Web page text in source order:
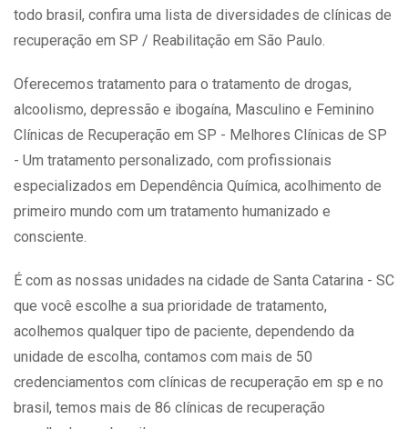
todo brasil, confira uma lista de diversidades de clínicas de
recuperação em SP / Reabilitação em São Paulo.
Oferecemos tratamento para o tratamento de drogas,
alcoolismo, depressão e ibogaína, Masculino e Feminino
Clínicas de Recuperação em SP - Melhores Clínicas de SP
- Um tratamento personalizado, com profissionais
especializados em Dependência Química, acolhimento de
primeiro mundo com um tratamento humanizado e
consciente.
É com as nossas unidades na cidade de Santa Catarina - SC
que você escolhe a sua prioridade de tratamento,
acolhemos qualquer tipo de paciente, dependendo da
unidade de escolha, contamos com mais de 50
credenciamentos com clínicas de recuperação em sp e no
brasil, temos mais de 86 clínicas de recuperação